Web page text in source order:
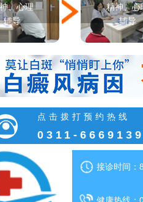
、心理
辅导
精神、心
辅导
点击拨打预约热线
0311-
接诊时间：
健康热线：